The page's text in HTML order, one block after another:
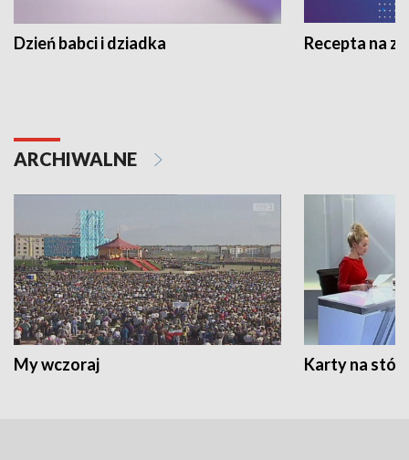
Dzień babci i dziadka Recepta na
ARCHIWALNE
My wczoraj Karty na